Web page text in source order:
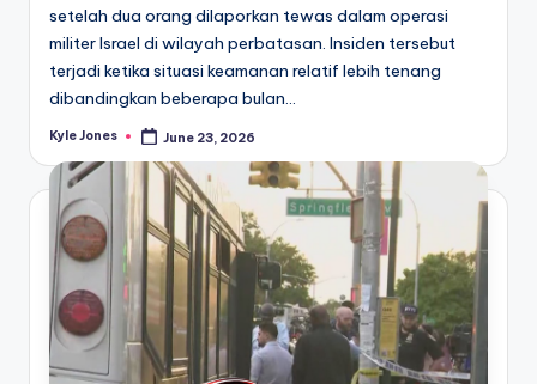
setelah dua orang dilaporkan tewas dalam operasi
militer Israel di wilayah perbatasan. Insiden tersebut
terjadi ketika situasi keamanan relatif lebih tenang
dibandingkan beberapa bulan…
Posted
Kyle Jones June 23, 2026